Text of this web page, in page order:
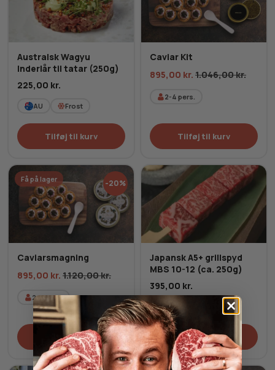
Australsk Wagyu
Inderlår til tatar (250g)
225,00 kr.
AU Frost
Tilføj til kurv
Caviar Kit
895,00 kr. 1.046,00kr.
2-4 pers.
Tilføj til kurv
Få på lager -20%
Caviarsmagning
895,00 kr. 1.120,00kr.
2-4pers.
Tilføj til kurv
Japansk A5+ grillspyd
MBS 10-12 (ca. 250g)
395,00 kr.
JP
Tilføj til kurv